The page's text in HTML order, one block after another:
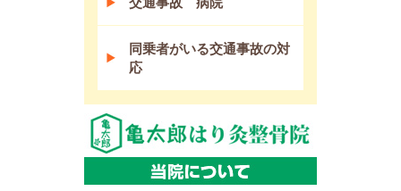
同乗者がいる交通事故の対
応